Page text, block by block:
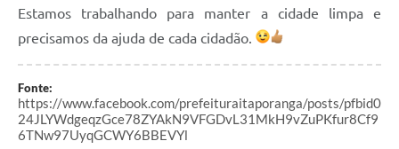
Contato
SIC
Estamos trabalhando para manter a cidade limpa e
precisamos da ajuda de cada cidadão.
Fonte:
https://www.facebook.com/prefeituraitaporanga/posts/pfbid0
24JLYWdgeqzGce78ZYAkN9VFGDvL31MkH9vZuPKfur8Cf9
6TNw97UyqGCWY6BBEVYl